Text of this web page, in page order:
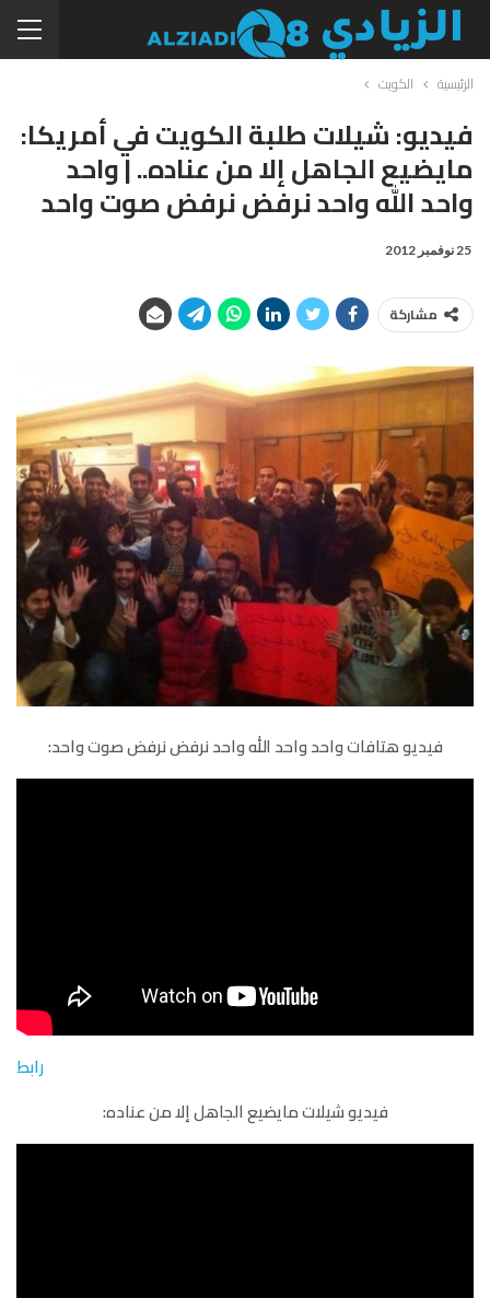
الرئيسية الكويت
فيديو: شيلات طلبة الكويت في أمريكا:
مايضيع الجاهل إلا من عناده.. | واحد
واحد الله واحد نرفض نرفض صوت واحد
25 نوفمبر 2012
مشاركة
فيديو هتافات واحد واحد الله واحد نرفض نرفض صوت واحد:
رابط
فيديو شيلات مايضيع الجاهل إلا من عناده: